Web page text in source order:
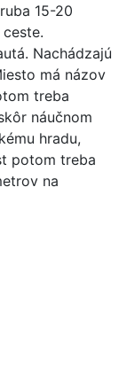
15-20
Nachádzajú
má názov
treba
náučnom
hradu,
potom treba
na